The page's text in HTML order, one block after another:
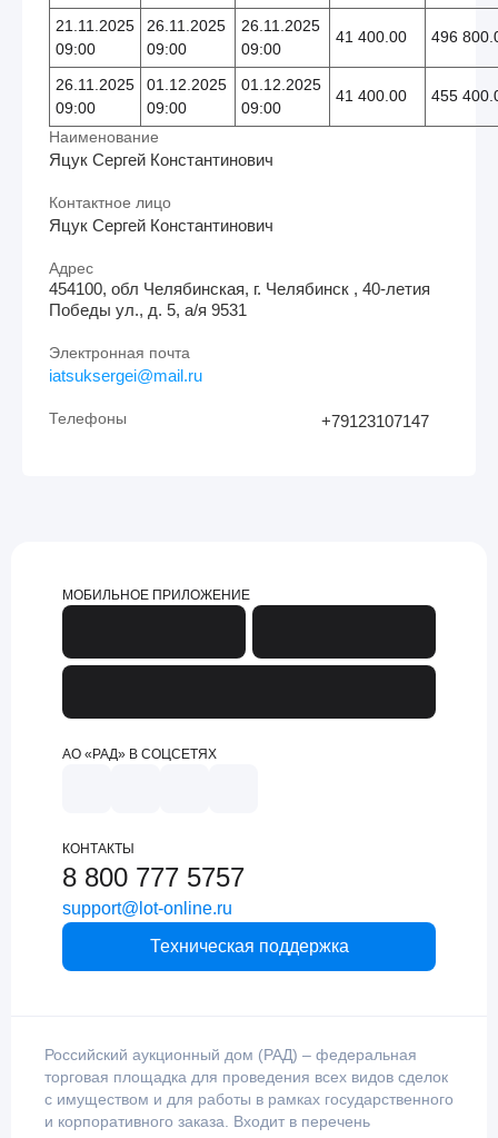
21.11.2025
09:00
26.11.2025
09:00
26.11.2025
09:00
41 400.00 496
26.11.2025
09:00
01.12.2025
09:00
01.12.2025
09:00
41 400.00 455
Наименование
Яцук Сергей Константинович
Контактное лицо
Яцук Сергей Константинович
Адрес
454100, обл Челябинская, г. Челябинск , 40-летия
Победы ул., д. 5, а/я 9531
Электронная почта
iatsuksergei@mail.ru
Телефоны +79123107147
МОБИЛЬНОЕ ПРИЛОЖЕНИЕ
АО «РАД» В СОЦСЕТЯХ
КОНТАКТЫ
8 800 777 5757
support@lot-online.ru
Техническая поддержка
Российский аукционный дом (РАД) – федеральная
торговая площадка для проведения всех видов сделок
с имуществом и для работы в рамках государственного
и корпоративного заказа. Входит в перечень